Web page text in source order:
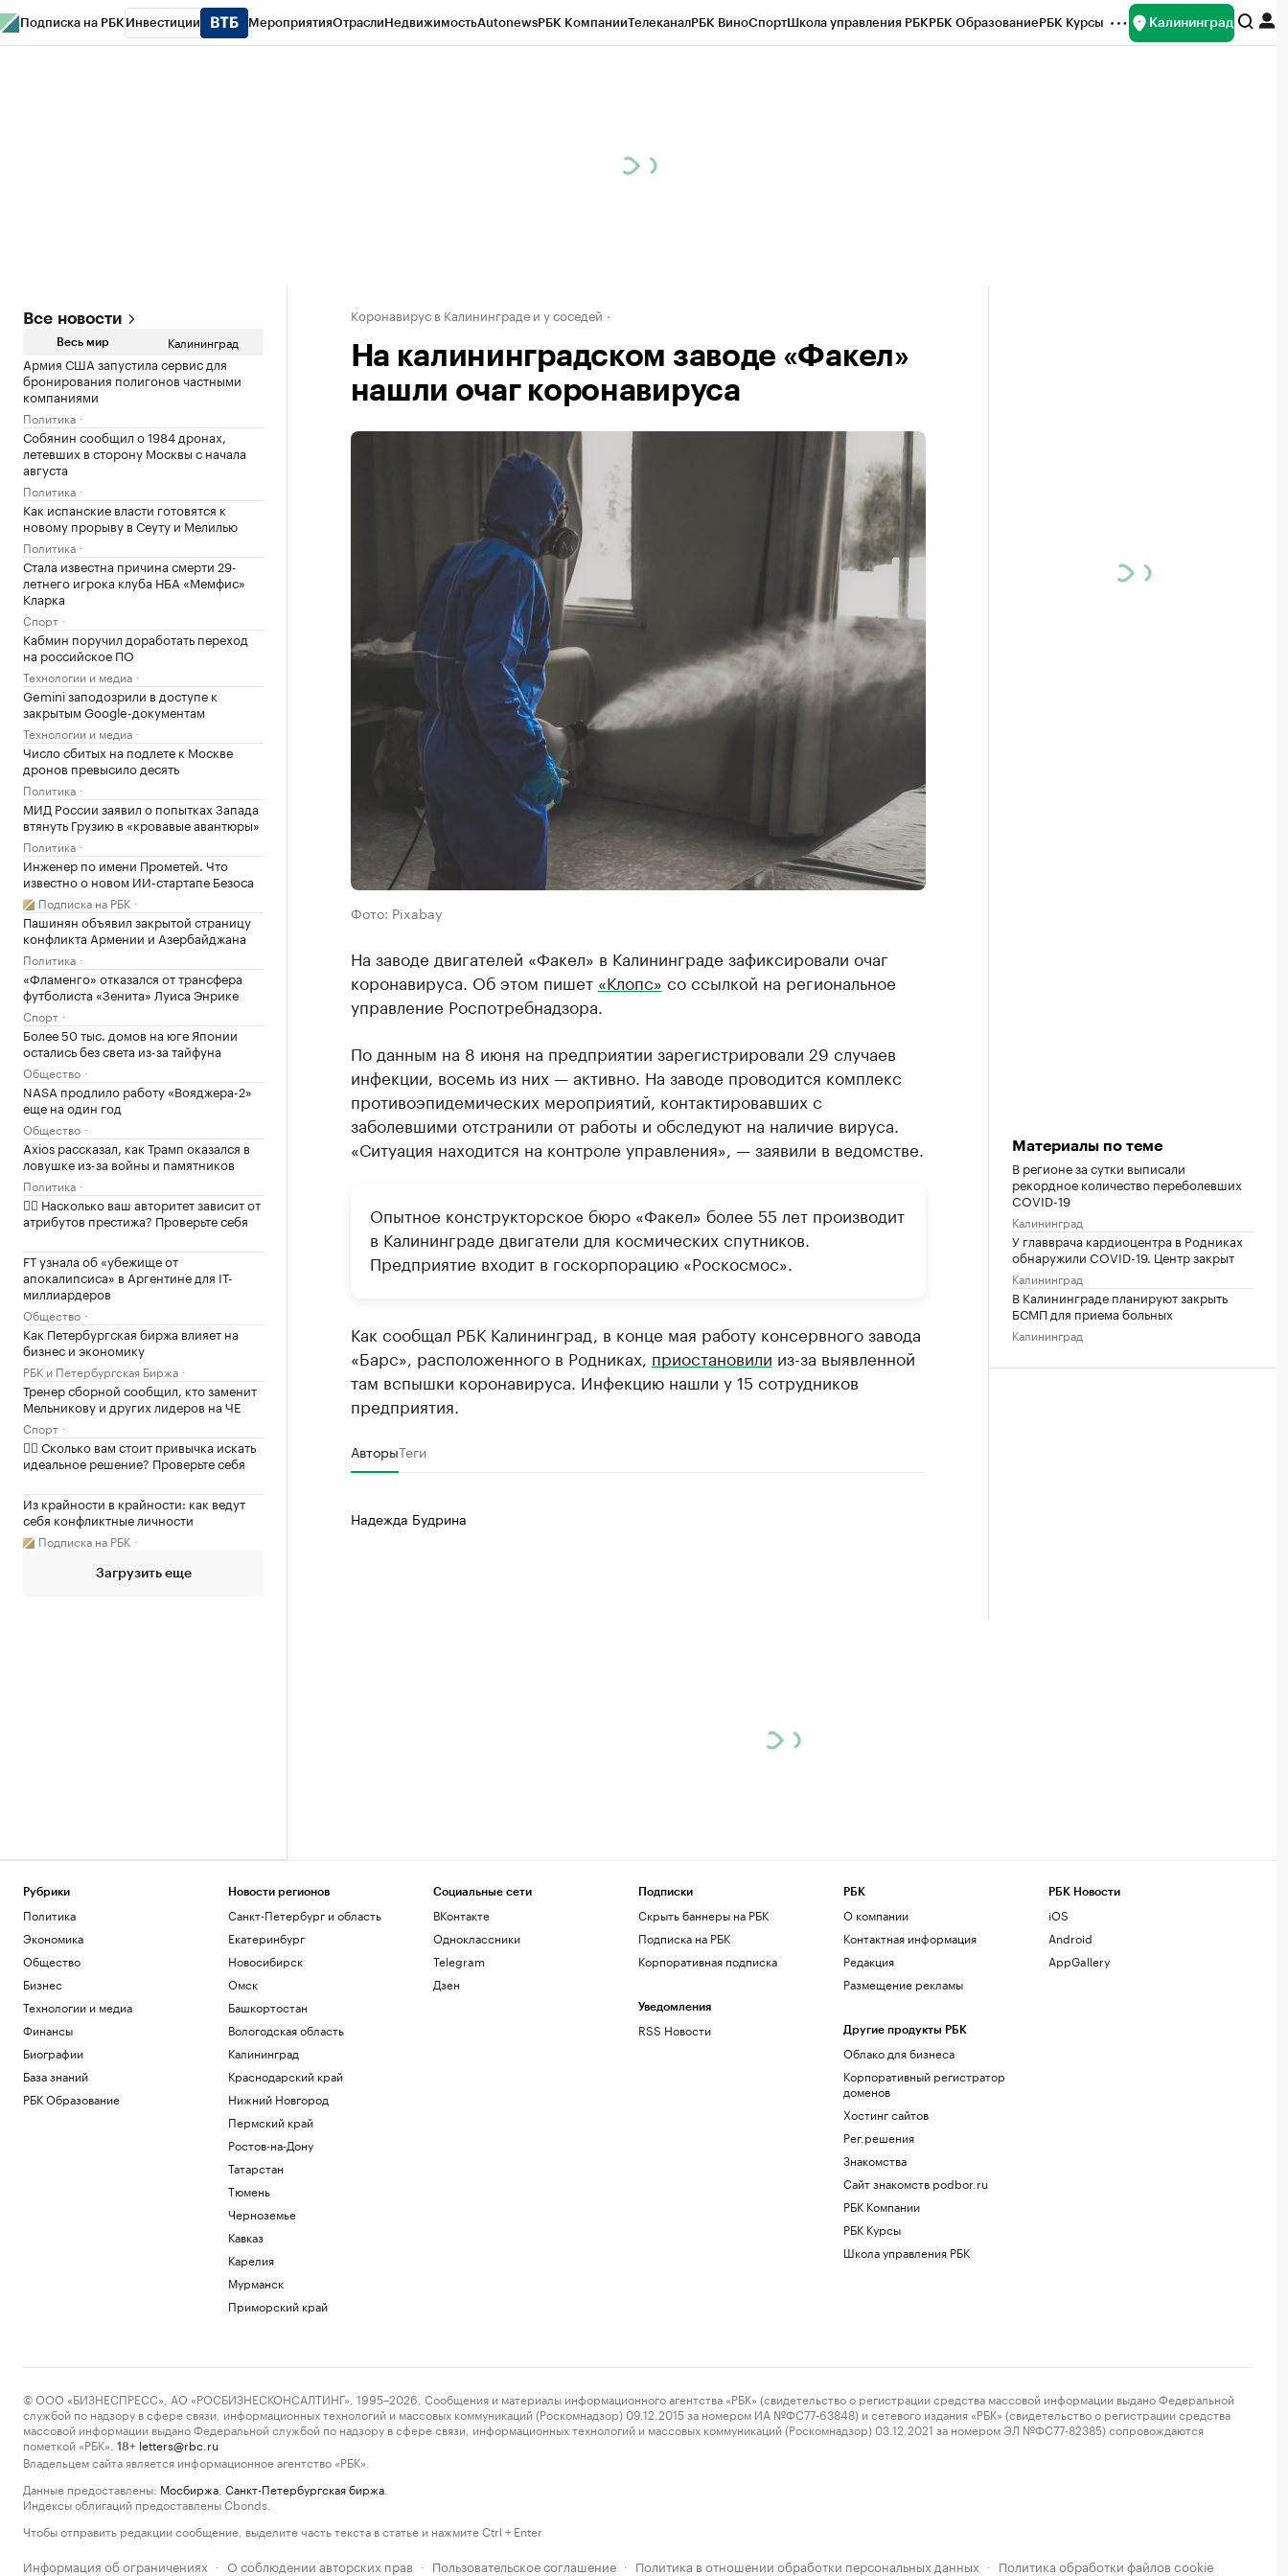
Подписка на РБК Инвестиции МероприятияОтраслиНедвижимостьAutonewsРБК КомпанииТелеканалРБК ВиноСпортШкола управления РБКРБК ОбразованиеРБК Курсы Калининград
Все новости
Весь мир Калининград
Армия США запустила сервис для
бронирования полигонов частными
компаниями
Политика
Собянин сообщил о 1984 дронах,
летевших в сторону Москвы с начала
августа
Политика
Как испанские власти готовятся к
новому прорыву в Сеуту и Мелилью
Политика
Стала известна причина смерти 29-
летнего игрока клуба НБА «Мемфис»
Кларка
Спорт
Кабмин поручил доработать переход
на российское ПО
Технологии и медиа
Gemini заподозрили в доступе к
закрытым Google-документам
Технологии и медиа
Число сбитых на подлете к Москве
дронов превысило десять
Политика
МИД России заявил о попытках Запада
втянуть Грузию в «кровавые авантюры»
Политика
Инженер по имени Прометей. Что
известно о новом ИИ-стартапе Безоса
Подписка на РБК
Пашинян объявил закрытой страницу
конфликта Армении и Азербайджана
Политика
«Фламенго» отказался от трансфера
футболиста «Зенита» Луиса Энрике
Спорт
Более 50 тыс. домов на юге Японии
остались без света из-за тайфуна
Общество
NASA продлило работу «Вояджера-2»
еще на один год
Общество
Axios рассказал, как Трамп оказался в
ловушке из-за войны и памятников
Политика
✍🏻 Насколько ваш авторитет зависит от
атрибутов престижа? Проверьте себя
FT узнала об «убежище от
апокалипсиса» в Аргентине для IT-
миллиардеров
Общество
Как Петербургская биржа влияет на
бизнес и экономику
РБК и Петербургская Биржа
Тренер сборной сообщил, кто заменит
Мельникову и других лидеров на ЧЕ
Спорт
✍🏻 Сколько вам стоит привычка искать
идеальное решение? Проверьте себя
Из крайности в крайности: как ведут
себя конфликтные личности
Подписка на РБК
Загрузить еще
Коронавирус в Калининграде и у соседей
На калининградском заводе «Факел»
нашли очаг коронавируса
Фото: Pixabay
На заводе двигателей «Факел» в Калининграде зафиксировали очаг
коронавируса. Об этом пишет «Клопс» со ссылкой на региональное
управление Роспотребнадзора.
По данным на 8 июня на предприятии зарегистрировали 29 случаев
инфекции, восемь из них — активно. На заводе проводится комплекс
противоэпидемических мероприятий, контактировавших с
заболевшими отстранили от работы и обследуют на наличие вируса.
«Ситуация находится на контроле управления», — заявили в ведомстве.
Опытное конструкторское бюро «Факел» более 55 лет производит
в Калининграде двигатели для космических спутников.
Предприятие входит в госкорпорацию «Роскосмос».
Как сообщал РБК Калининград, в конце мая работу консервного завода
«Барс», расположенного в Родниках, приостановили из-за выявленной
там вспышки коронавируса. Инфекцию нашли у 15 сотрудников
предприятия.
АвторыТеги
Надежда Будрина
Материалы по теме
В регионе за сутки выписали
рекордное количество переболевших
COVID-19
Калининград
У главврача кардиоцентра в Родниках
обнаружили COVID-19. Центр закрыт
Калининград
В Калининграде планируют закрыть
БСМП для приема больных
Калининград
Рубрики
Политика
Экономика
Общество
Бизнес
Технологии и медиа
Финансы
Биографии
База знаний
РБК Образование
Новости регионов
Санкт-Петербург и область
Екатеринбург
Новосибирск
Омск
Башкортостан
Вологодская область
Калининград
Краснодарский край
Нижний Новгород
Пермский край
Ростов-на-Дону
Татарстан
Тюмень
Черноземье
Кавказ
Карелия
Мурманск
Приморский край
Социальные сети
ВКонтакте
Одноклассники
Telegram
Дзен
Подписки
Скрыть баннеры на РБК
Подписка на РБК
Корпоративная подписка
Уведомления
RSS Новости
РБК
О компании
Контактная информация
Редакция
Размещение рекламы
Другие продукты РБК
Облако для бизнеса
Корпоративный регистратор
доменов
Хостинг сайтов
Рег.решения
Знакомства
Сайт знакомств podbor.ru
РБК Компании
РБК Курсы
Школа управления РБК
РБК Новости
iOS
Android
AppGallery
© ООО «БИЗНЕСПРЕСС», АО «РОСБИЗНЕСКОНСАЛТИНГ», 1995–2026. Сообщения и материалы информационного агентства «РБК» (свидетельство о регистрации средства массовой информации выдано Федеральной
службой по надзору в сфере связи, информационных технологий и массовых коммуникаций (Роскомнадзор) 09.12.2015 за номером ИА №ФС77-63848) и сетевого издания «РБК» (свидетельство о регистрации средства
массовой информации выдано Федеральной службой по надзору в сфере связи, информационных технологий и массовых коммуникаций (Роскомнадзор) 03.12.2021 за номером ЭЛ №ФС77-82385) сопровождаются
пометкой «РБК».
18+ letters@rbc.ru
Владельцем сайта является информационное агентство «РБК».
Данные предоставлены: Мосбиржа Санкт-Петербургская биржа
Индексы облигаций предоставлены Cbonds.
Чтобы отправить редакции сообщение, выделите часть текста в статье и нажмите Ctrl + Enter
Информация об ограничениях · О соблюдении авторских прав · Пользовательское соглашение · Политика в отношении обработки персональных данных · Политика обработки файлов cookie